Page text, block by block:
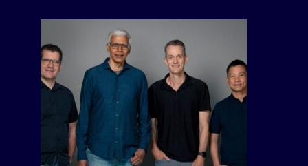
Pemex A 3 Mois Positifs Dans
Sa Balance Commerciale ; Mai,
Avec Le Plus Gros Excédent
Arthur 15/07/2023